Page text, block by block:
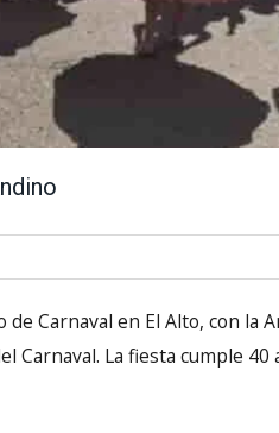
Carnaval en El Alto, con la
La fiesta cumple 40